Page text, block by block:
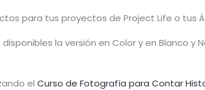
para tus proyectos de Project Life o tus
la versión en Color y en Blanco y
el Curso de Fotografía para Contar